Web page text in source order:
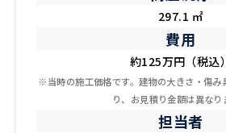
297.1 ㎡
費用
約125万円（税込）
※当時の施工価格です。建物の大きさ・傷み
り、お見積り金額は異なり
担当者